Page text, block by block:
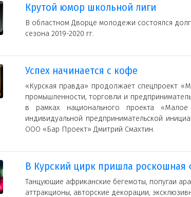
Крутой юмор школьной лиги
В областном Дворце молодежи состоялся
сезона 2019-2020 гг.
Успех начинается с кофе
«Курская правда» продолжает спецпроект
промышленности, торговли и
в рамках национального проекта
индивидуальной предпринимательской
ООО «Бар Проект» Дмитрий Смахтин.
В Курский цирк пришла роскошная
Танцующие африканские бегемоты, попугаи
аттракционы, авторские декорации,